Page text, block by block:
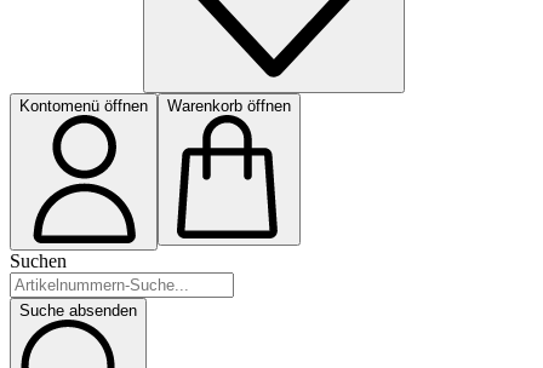
Kontomenü öffnen Warenkorb öffnen
Suchen
Suche absenden